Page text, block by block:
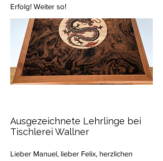
Erfolg! Weiter so!
Ausgezeichnete Lehrlinge bei
Tischlerei Wallner
Lieber Manuel, lieber Felix, herzlichen